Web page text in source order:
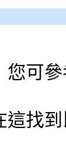
您可
這找